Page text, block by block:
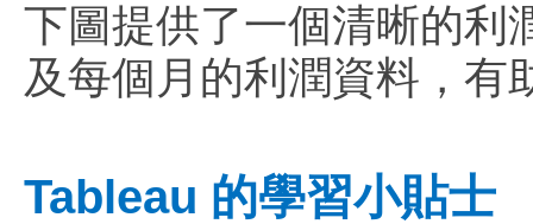
下圖提供了一個清晰的利
及每個月的利潤資料，有
Tableau 的學習小貼士